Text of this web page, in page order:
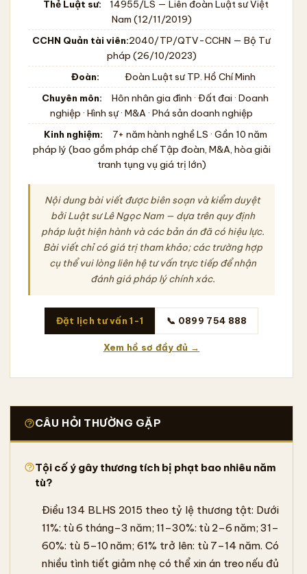
Thẻ Luật sư: 14955/LS — Liên đoàn Luật sư Việt
Nam (12/11/2019)
CCHN Quản tài viên:2040/TP/QTV-CCHN — Bộ Tư
pháp (26/10/2023)
Đoàn:
Đoàn Luật sư TP. Hồ Chí Minh
Chuyên môn:
Hôn nhân gia đình · Đất đai · Doanh
nghiệp · Hình sự · M&A · Phá sản doanh nghiệp
Kinh nghiệm:
7+ năm hành nghề LS · Gần 10 năm
pháp lý (bao gồm pháp chế Tập đoàn, M&A, hòa giải
tranh tụng vụ giá trị lớn)
Nội dung bài viết được biên soạn và kiểm duyệt
bởi Luật sư Lê Ngọc Nam — dựa trên quy định
pháp luật hiện hành và các bản án đã có hiệu lực.
Bài viết chỉ có giá trị tham khảo; các trường hợp
cụ thể vui lòng liên hệ tư vấn trực tiếp để nhận
đánh giá pháp lý chính xác.
Đặt lịch tư vấn 1-1 📞 0899 754 888
Xem hồ sơ đầy đủ →
CÂU HỎI THƯỜNG GẶP
Tội cố ý gây thương tích bị phạt bao nhiêu năm
tù?
Điều 134 BLHS 2015 theo tỷ lệ thương tật: Dưới
11%: tù 6 tháng–3 năm; 11–30%: tù 2–6 năm; 31–
60%: tù 5–10 năm; 61% trở lên: tù 7–14 năm. Có
nhiều tình tiết giảm nhẹ có thể xin án treo nếu đủ